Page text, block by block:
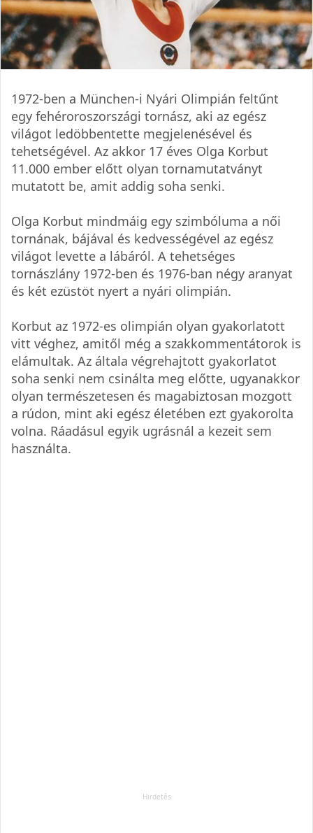
1972-ben a München-i Nyári Olimpián feltűnt
egy fehéroroszországi tornász, aki az egész
világot ledöbbentette megjelenésével és
tehetségével. Az akkor 17 éves Olga Korbut
11.000 ember előtt olyan tornamutatványt
mutatott be, amit addig soha senki.
Olga Korbut mindmáig egy szimbóluma a női
tornának, bájával és kedvességével az egész
világot levette a lábáról. A tehetséges
tornászlány 1972-ben és 1976-ban négy aranyat
és két ezüstöt nyert a nyári olimpián.
Korbut az 1972-es olimpián olyan gyakorlatott
vitt véghez, amitől még a szakkommentátorok is
elámultak. Az általa végrehajtott gyakorlatot
soha senki nem csinálta meg előtte, ugyanakkor
olyan természetesen és magabiztosan mozgott
a rúdon, mint aki egész életében ezt gyakorolta
volna. Ráadásul egyik ugrásnál a kezeit sem
használta.